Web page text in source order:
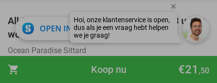
shopping_cart €21 ,50
Koop nu
21%
All-You-Can-Eat Koreaanse barbecue (3 uur) +
wokbuffet + sushi + teppanyaki
Ocean Paradise Sittard
OPEN IN APP close